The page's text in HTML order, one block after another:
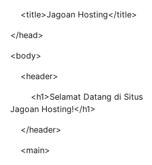
<title>Jagoan Hosting</title>
</head>
<body>
<header>
<h1>Selamat Datang di Situs
Jagoan Hosting!</h1>
</header>
<main>